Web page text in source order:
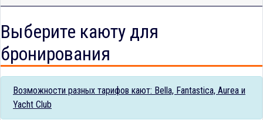
Выберите каюту для
бронирования
Возможности разных тарифов кают: Bella, Fantastica, Aurea и
Yacht Club